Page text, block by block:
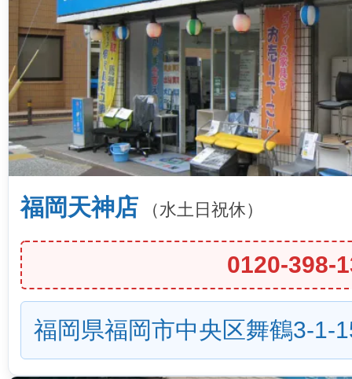
福岡天神店 （水土日祝休）
0120-398-
福岡県福岡市中央区舞鶴3-1-